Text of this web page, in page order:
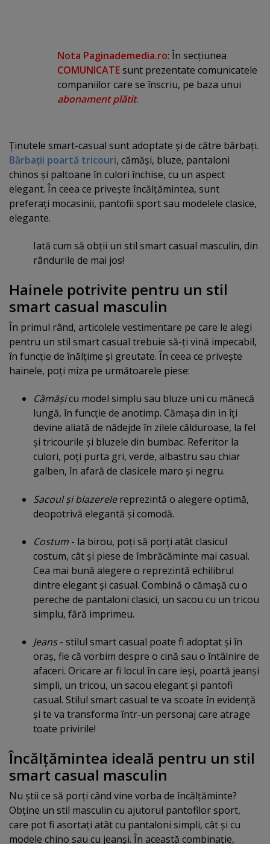
Nota Paginademedia.ro: În secţiunea
COMUNICATEsunt prezentate comunicatele
companiilor care se înscriu, pe baza unui
abonament plătit.
Ţinutele smart-casual sunt adoptate şi de către bărbaţi.
Bărbaţii poartă tricouri, cămăşi, bluze, pantaloni
chinos şi paltoane în culori închise, cu un aspect
elegant. În ceea ce priveşte încălţămintea, sunt
preferaţi mocasinii, pantofii sport sau modelele clasice,
elegante.
Iată cum să obţii un stil smart casual masculin, din
rândurile de mai jos!
Hainele potrivite pentru un stil
smart casual masculin
În primul rând, articolele vestimentare pe care le alegi
pentru un stil smart casual trebuie să-ţi vină impecabil,
în funcţie de înălţime şi greutate. În ceea ce priveşte
hainele, poţi miza pe următoarele piese:
Cămăşicu model simplu sau bluze uni cu mânecă
lungă, în funcţie de anotimp. Cămaşa din in îţi
devine aliată de nădejde în zilele călduroase, la fel
şi tricourile şi bluzele din bumbac. Referitor la
culori, poţi purta gri, verde, albastru sau chiar
galben, în afară de clasicele maro şi negru.
Sacoul şi blazerelereprezintă o alegere optimă,
deopotrivă elegantă şi comodă.
Costum - la birou, poţi să porţi atât clasicul
costum, cât şi piese de îmbrăcăminte mai casual.
Cea mai bună alegere o reprezintă echilibrul
dintre elegant şi casual. Combină o cămaşă cu o
pereche de pantaloni clasici, un sacou cu un tricou
simplu, fără imprimeu.
Jeans- stilul smart casual poate fi adoptat şi în
oraş, fie că vorbim despre o cină sau o întâlnire de
afaceri. Oricare ar fi locul în care ieşi, poartă jeanşi
simpli, un tricou, un sacou elegant şi pantofi
casual. Stilul smart casual te va scoate în evidenţă
şi te va transforma într-un personaj care atrage
toate privirile!
Încălţămintea ideală pentru un stil
smart casual masculin
Nu ştii ce să porţi când vine vorba de încălţăminte?
Obţine un stil masculin cu ajutorul pantofilor sport,
care pot fi asortaţi atât cu pantaloni simpli, cât şi cu
modele chino sau cu jeanşi. În această combinaţie,